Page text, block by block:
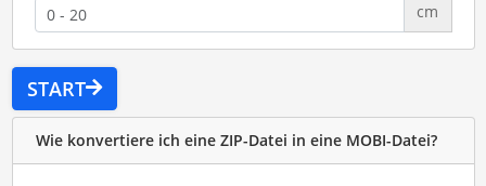
cm
START
Wie konvertiere ich eine ZIP-Datei in eine MOBI-Datei?